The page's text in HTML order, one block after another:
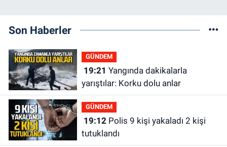
Son Haberler
GÜNDEM
19:21
yarıştılar: Korku dolu anlar
GÜNDEM
19:12Polis 9 kişi yakaladı 2 kişi
tutuklandı